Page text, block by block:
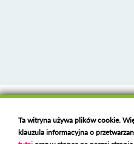
Deklaracja dostępności
Polski serwer RBLhttps://
Ta witryna używa plików cookie.
klauzula informacyjna o